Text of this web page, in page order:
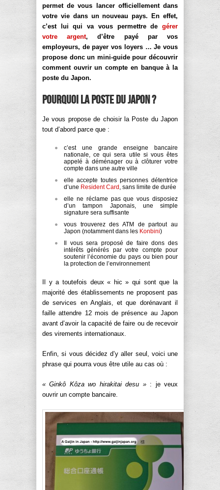
permet de vous lancer officiellement dans
votre vie dans un nouveau pays. En effet,
c’est lui qui va vous permettre de gérer
votre argent, d’être payé par vos
employeurs, de payer vos loyers … Je vous
propose donc un mini-guide pour découvrir
comment ouvrir un compte en banque à la
poste du Japon.
Pourquoi la Poste du Japon ?
Je vous propose de choisir la Poste du Japon
tout d’abord parce que :
c’est une grande enseigne bancaire
nationale, ce qui sera utile si vous êtes
appelé à déménager ou à clôturer votre
compte dans une autre ville
elle accepte toutes personnes détentrice
d’une Resident Card , sans limite de durée
elle ne réclame pas que vous disposiez
d’un tampon Japonais, une simple
signature sera suffisante
vous trouverez des ATM de partout au
Japon (notamment dans les Konbini)
Il vous sera proposé de faire dons des
intérêts générés par votre compte pour
soutenir l’économie du pays ou bien pour
la protection de l’environnement
Il y a toutefois deux « hic » qui sont que la
majorité des établissements ne proposent pas
de services en Anglais, et que dorénavant il
faille attendre 12 mois de présence au Japon
avant d’avoir la capacité de faire ou de recevoir
des virements internationaux.
Enfin, si vous décidez d’y aller seul, voici une
phrase qui pourra vous être utile au cas où :
« Ginkô Kôza wo hirakitai desu »: je veux
ouvrir un compte bancaire.